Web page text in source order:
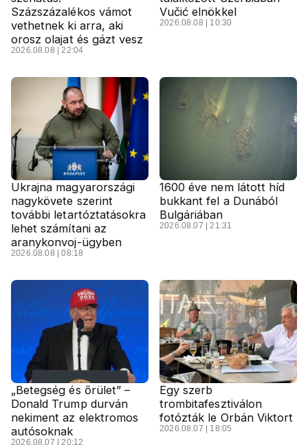
Százszázalékos vámot
vethetnek ki arra, aki
orosz olajat és gázt vesz
2026.08.08 | 22:04
Vučić elnökkel
2026.08.08 | 10:30
Ukrajna magyarországi
nagykövete szerint
további letartóztatásokra
lehet számítani az
aranykonvoj-ügyben
2026.08.08 | 08:18
1600 éve nem látott híd
bukkant fel a Dunából
Bulgáriában
2026.08.07 | 21:31
„Betegség és őrület” –
Donald Trump durván
nekiment az elektromos
autósoknak
2026.08.07 | 20:12
Egy szerb
trombitafesztiválon
fotózták le Orbán Viktort
2026.08.07 | 18:05